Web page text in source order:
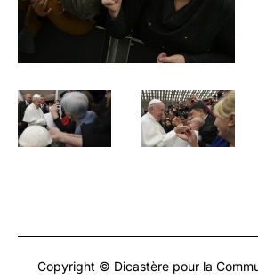
Copyright © Dicastère pour la